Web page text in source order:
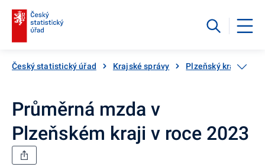
Český statistický úřad Krajské správy Plzeňský kraj
Průměrná mzda v
Plzeňském kraji v roce 2023